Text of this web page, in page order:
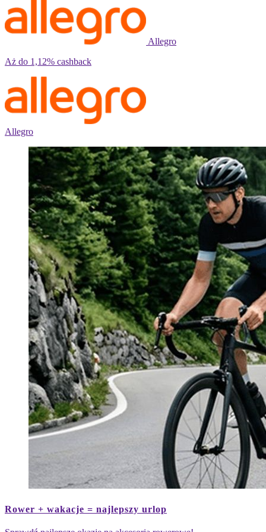
Allegro
Aż do 1,12% cashback
Allegro
na
rowerze
górskim
Rower + wakacje = najlepszy urlop